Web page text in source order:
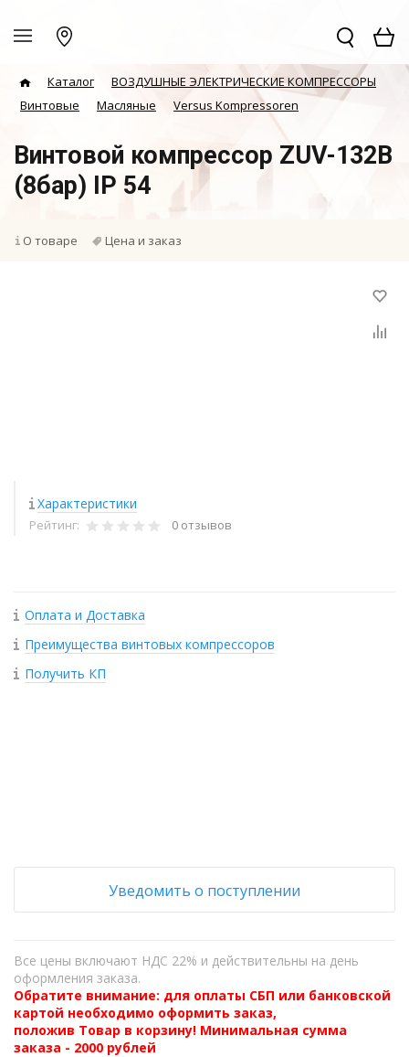
Каталог
ВОЗДУШНЫЕ ЭЛЕКТРИЧЕСКИЕ КОМПРЕССОРЫ
Винтовые
Масляные Versus Kompressoren
Винтовой компрессор ZUV-132B
(8бар) IP 54
О товаре Цена и заказ
Характеристики
Рейтинг: 0 отзывов
Оплата и Доставка
Преимущества винтовых компрессоров
Получить КП
Уведомить о поступлении
Все цены включают НДС 22% и действительны на день
оформления заказа.
Обратите внимание: для оплаты СБП или банковской
картой необходимо оформить заказ,
положив Товар в корзину! Минимальная сумма
заказа - 2000 рублей